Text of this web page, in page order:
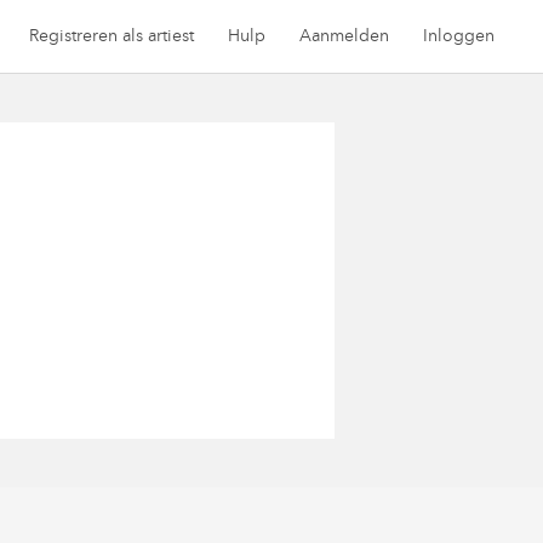
Registreren als artiest Hulp Aanmelden Inloggen